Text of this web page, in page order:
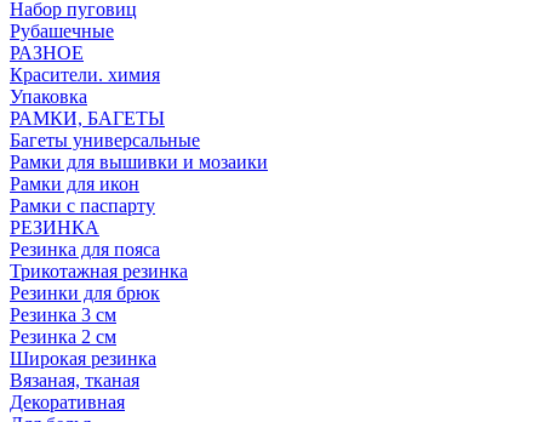
Набор пуговиц
Рубашечные
РАЗНОЕ
Красители. химия
Упаковка
РАМКИ, БАГЕТЫ
Багеты универсальные
Рамки для вышивки и мозаики
Рамки для икон
Рамки с паспарту
РЕЗИНКА
Резинка для пояса
Трикотажная резинка
Резинки для брюк
Резинка 3 см
Резинка 2 см
Широкая резинка
Вязаная, тканая
Декоративная